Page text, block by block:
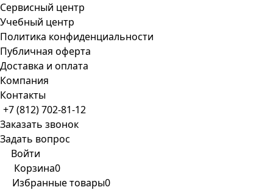
Сервисный центр
Учебный центр
Политика конфиденциальности
Публичная оферта
Доставка и оплата
Компания
Контакты
+7 (812) 702-81-12
Заказать звонок
Задать вопрос
Войти
Корзина0
Избранные товары0